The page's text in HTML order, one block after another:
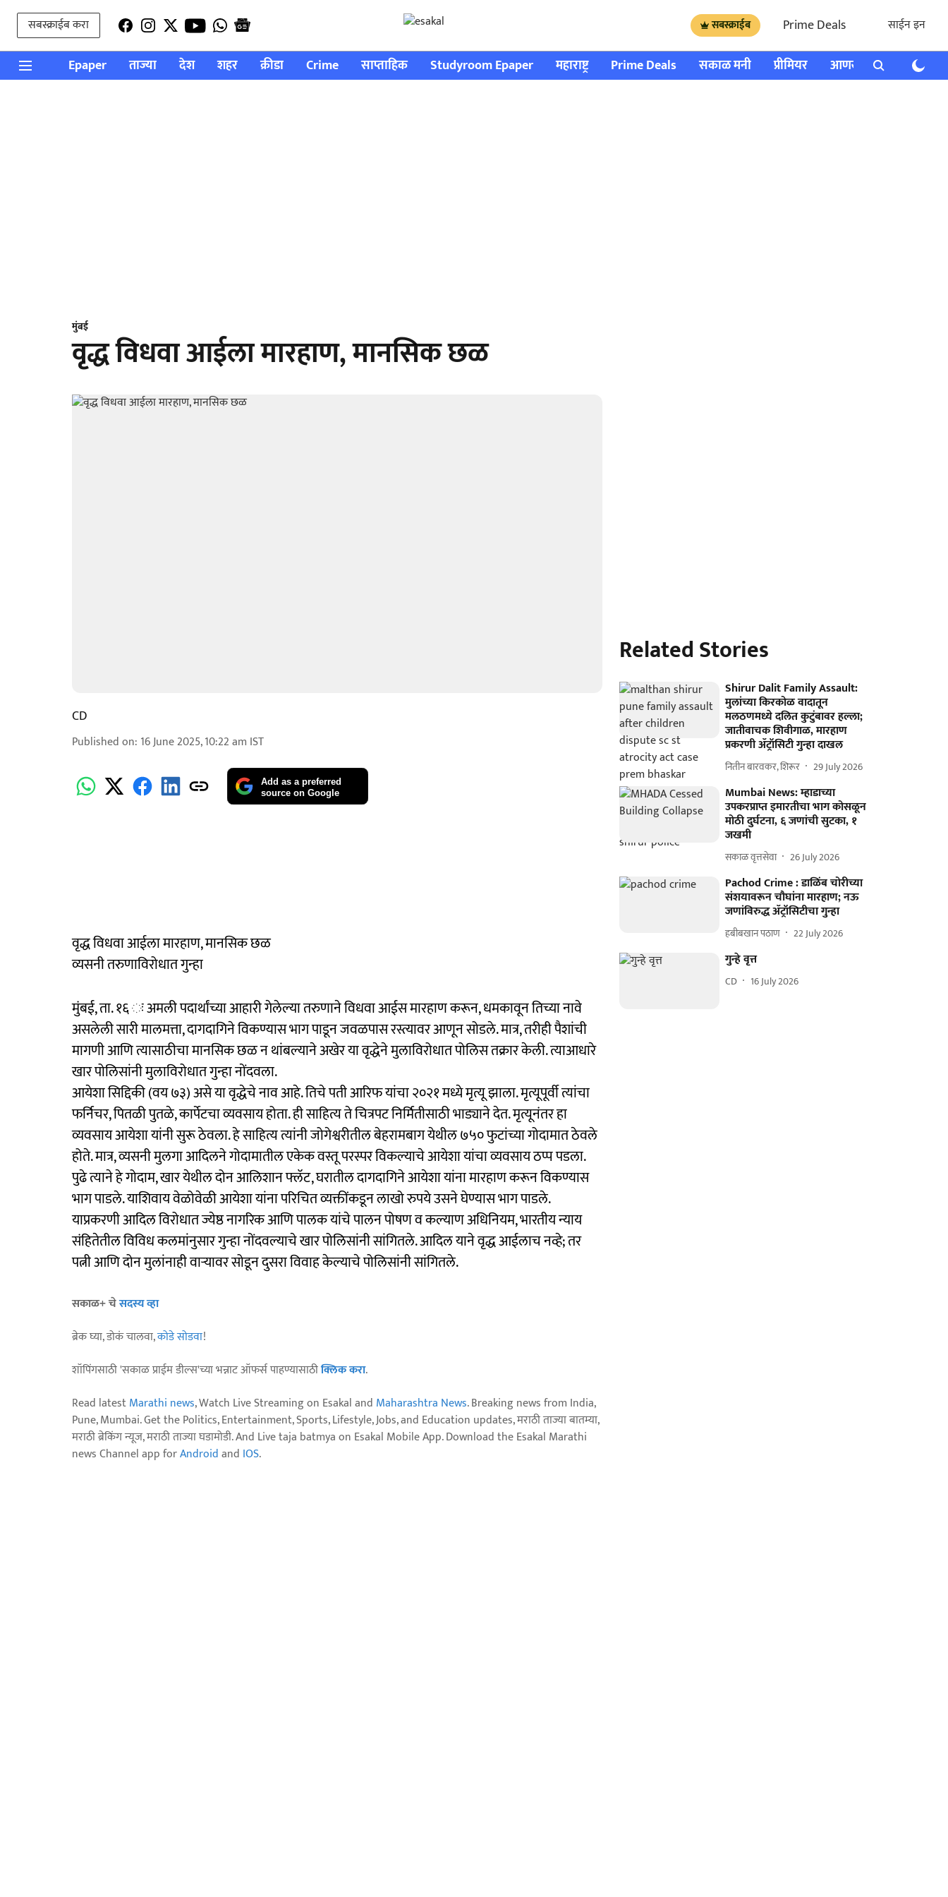
सबस्क्राईब करा सबस्क्राईब Prime Deals साईन इन
Epaper ताज्या देश शहर क्रीडा Crime साप्ताहिक Studyroom Epaper महाराष्ट्र Prime Deals सकाळ मनी प्रीमियर आणखी राशी भविष्य
मुंबई
वृद्ध विधवा आईला मारहाण, मानसिक छळ
CD
Published on: 16 June 2025, 10:22 am IST
Add as a preferred
source on Google
वृद्ध विधवा आईला मारहाण, मानसिक छळ
व्यसनी तरुणाविरोधात गुन्हा
मुंबई, ता. १६ ः अमली पदार्थांच्या आहारी गेलेल्या तरुणाने विधवा आईस मारहाण करून, धमकावून तिच्या नावे
असलेली सारी मालमत्ता, दागदागिने विकण्यास भाग पाडून जवळपास रस्त्यावर आणून सोडले. मात्र, तरीही पैशांची
मागणी आणि त्यासाठीचा मानसिक छळ न थांबल्याने अखेर या वृद्धेने मुलाविरोधात पोलिस तक्रार केली. त्याआधारे
खार पोलिसांनी मुलाविरोधात गुन्हा नोंदवला.
आयेशा सिद्दिकी (वय ७३) असे या वृद्धेचे नाव आहे. तिचे पती आरिफ यांचा २०२१ मध्ये मृत्यू झाला. मृत्यूपूर्वी त्यांचा
फर्निचर, पितळी पुतळे, कार्पेटचा व्यवसाय होता. ही साहित्य ते चित्रपट निर्मितीसाठी भाड्याने देत. मृत्यूनंतर हा
व्यवसाय आयेशा यांनी सुरू ठेवला. हे साहित्य त्यांनी जोगेश्वरीतील बेहरामबाग येथील ७५० फुटांच्या गोदामात ठेवले
होते. मात्र, व्यसनी मुलगा आदिलने गोदामातील एकेक वस्तू परस्पर विकल्याचे आयेशा यांचा व्यवसाय ठप्प पडला.
पुढे त्याने हे गोदाम, खार येथील दोन आलिशान फ्लॅट, घरातील दागदागिने आयेशा यांना मारहाण करून विकण्यास
भाग पाडले. याशिवाय वेळोवेळी आयेशा यांना परिचित व्यक्तींकडून लाखो रुपये उसने घेण्यास भाग पाडले.
याप्रकरणी आदिल विरोधात ज्येष्ठ नागरिक आणि पालक यांचे पालन पोषण व कल्याण अधिनियम, भारतीय न्याय
संहितेतील विविध कलमांनुसार गुन्हा नोंदवल्याचे खार पोलिसांनी सांगितले. आदिल याने वृद्ध आईलाच नव्हे; तर
पत्नी आणि दोन मुलांनाही वाऱ्यावर सोडून दुसरा विवाह केल्याचे पोलिसांनी सांगितले.
सकाळ+ चेसदस्य व्हा
ब्रेक घ्या, डोकं चालवा,कोडे सोडवा!
शॉपिंगसाठी 'सकाळ प्राईम डील्स'च्या भन्नाट ऑफर्स पाहण्यासाठीक्लिक करा.
Read latestMarathi news, Watch Live Streaming on Esakal and Maharashtra News. Breaking news from India,
Pune, Mumbai. Get the Politics, Entertainment, Sports, Lifestyle, Jobs, and Education updates, मराठी ताज्या बातम्या,
मराठी ब्रेकिंग न्यूज, मराठी ताज्या घडामोडी. And Live taja batmya on Esakal Mobile App. Download the Esakal Marathi
news Channel app forAndroidand IOS.
Related Stories
Shirur Dalit Family Assault:
मुलांच्या किरकोळ वादातून
मलठणमध्ये दलित कुटुंबावर हल्ला;
जातीवाचक शिवीगाळ, मारहाण
प्रकरणी ॲट्रॉसिटी गुन्हा दाखल
नितीन बारवकर, शिरूर 29 July 2026
Mumbai News: म्हाडाच्या
उपकरप्राप्त इमारतीचा भाग कोसळून
मोठी दुर्घटना, ६ जणांची सुटका, १
जखमी
सकाळ वृत्तसेवा 26 July 2026
Pachod Crime : डाळिंब चोरीच्या
संशयावरून चौघांना मारहाण; नऊ
जणांविरुद्ध ॲट्रॉसिटीचा गुन्हा
हबीबखान पठाण 22 July 2026
गुन्हे वृत्त
CD 16 July 2026